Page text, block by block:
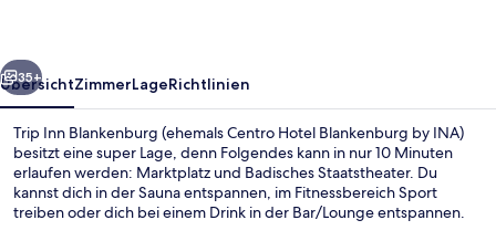
Blankenburg
by
INA)
Weiter
35+
ÜbersichtZimmerLageRichtlinien
Trip Inn Blankenburg (ehemals Centro Hotel Blankenburg by INA)
besitzt eine super Lage, denn Folgendes kann in nur 10 Minuten
erlaufen werden: Marktplatz und Badisches Staatstheater. Du
kannst dich in der Sauna entspannen, im Fitnessbereich Sport
treiben oder dich bei einem Drink in der Bar/Lounge entspannen.